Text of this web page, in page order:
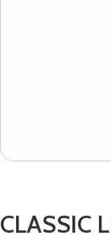
CLASSIC